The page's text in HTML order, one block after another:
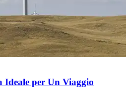
Ideale per Un Viaggio